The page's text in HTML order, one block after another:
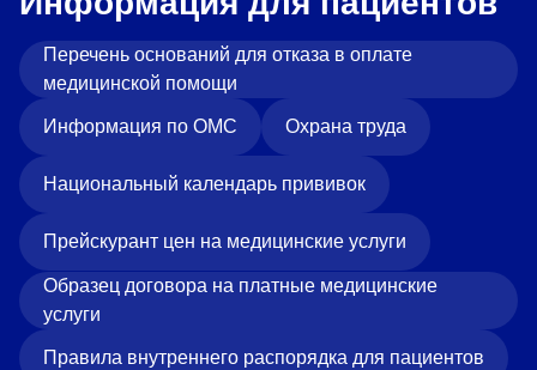
Перечень оснований для отказа в оплате
медицинской помощи
Информация по ОМС Охрана труда
Национальный календарь прививок
Прейскурант цен на медицинские услуги
Образец договора на платные медицинские
услуги
Правила внутреннего распорядка для пациентов